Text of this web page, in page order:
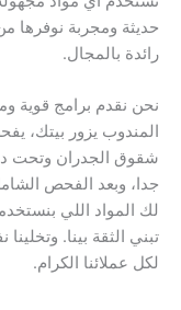
حديثة ومجربة نوفرها
رائدة بالمجال.
نحن نقدم برامج قوية
المندوب يزور بيتك،
شقوق الجدران وتحت
جدا، وبعد الفحص
لك المواد اللي
تبني الثقة بينا.
لكل عملائنا الكرام.